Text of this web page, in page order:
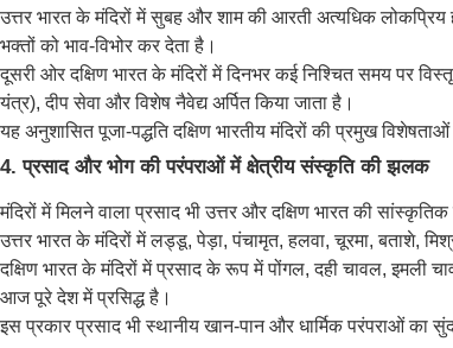
उत्तर भारत के मंदिरों में सुबह और शाम की आरती अत्यधिक
भक्तों को भाव-विभोर कर देता है।
दूसरी ओर दक्षिण भारत के मंदिरों में दिनभर कई निश्चित समय पर
यंत्र), दीप सेवा और विशेष नैवेद्य अर्पित किया जाता है।
यह अनुशासित पूजा-पद्धति दक्षिण भारतीय मंदिरों की प्रमुख
4. प्रसाद और भोग की परंपराओं में क्षेत्रीय संस्कृति की झलक
मंदिरों में मिलने वाला प्रसाद भी उत्तर और दक्षिण भारत की सांस्कृतिक
उत्तर भारत के मंदिरों में लड्डू, पेड़ा, पंचामृत, हलवा, चूरमा, बताशे,
दक्षिण भारत के मंदिरों में प्रसाद के रूप में पोंगल, दही चावल, इमली
आज पूरे देश में प्रसिद्ध है।
इस प्रकार प्रसाद भी स्थानीय खान-पान और धार्मिक परंपराओं का